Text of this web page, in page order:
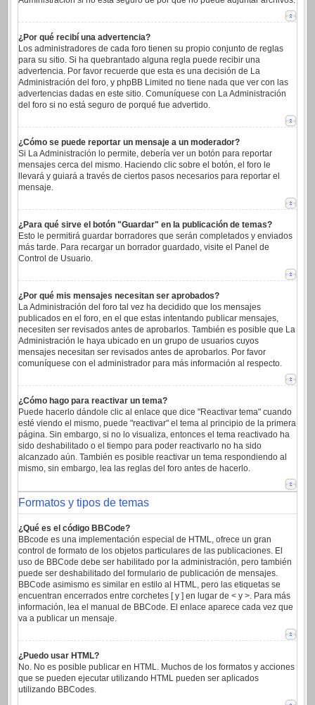
¿Por qué recibí una advertencia?
Los administradores de cada foro tienen su propio conjunto de reglas
para su sitio. Si ha quebrantado alguna regla puede recibir una
advertencia. Por favor recuerde que esta es una decisión de La
Administración del foro, y phpBB Limited no tiene nada que ver con las
advertencias dadas en este sitio. Comuníquese con La Administración
del foro si no está seguro de porqué fue advertido.
¿Cómo se puede reportar un mensaje a un moderador?
Si La Administración lo permite, debería ver un botón para reportar
mensajes cerca del mismo. Haciendo clic sobre el botón, el foro le
llevará y guiará a través de ciertos pasos necesarios para reportar el
mensaje.
¿Para qué sirve el botón "Guardar" en la publicación de temas?
Esto le permitirá guardar borradores que serán completados y enviados
más tarde. Para recargar un borrador guardado, visite el Panel de
Control de Usuario.
¿Por qué mis mensajes necesitan ser aprobados?
La Administración del foro tal vez ha decidido que los mensajes
publicados en el foro, en el que estas intentando publicar mensajes,
necesiten ser revisados antes de aprobarlos. También es posible que La
Administración le haya ubicado en un grupo de usuarios cuyos
mensajes necesitan ser revisados antes de aprobarlos. Por favor
comuníquese con el administrador para más información al respecto.
¿Cómo hago para reactivar un tema?
Puede hacerlo dándole clic al enlace que dice "Reactivar tema" cuando
esté viendo el mismo, puede "reactivar" el tema al principio de la primera
página. Sin embargo, si no lo visualiza, entonces el tema reactivado ha
sido deshabilitado o el tiempo para poder reactivarlo no ha sido
alcanzado aún. También es posible reactivar un tema respondiendo al
mismo, sin embargo, lea las reglas del foro antes de hacerlo.
Formatos y tipos de temas
¿Qué es el código BBCode?
BBcode es una implementación especial de HTML, ofrece un gran
control de formato de los objetos particulares de las publicaciones. El
uso de BBCode debe ser habilitado por la administración, pero también
puede ser deshabilitado del formulario de publicación de mensajes.
BBCode asimismo es similar en estilo al HTML, pero las etiquetas se
encuentran encerrados entre corchetes [ y ] en lugar de < y >. Para más
información, lea el manual de BBCode. El enlace aparece cada vez que
va a publicar un mensaje.
¿Puedo usar HTML?
No. No es posible publicar en HTML. Muchos de los formatos y acciones
que se pueden ejecutar utilizando HTML pueden ser aplicados
utilizando BBCodes.